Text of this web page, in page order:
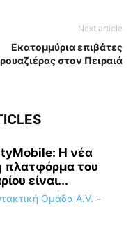
Next article
Εκατομμύρια επιβάτες
στον Πειραιά
Η νέα
πλατφόρμα του
είναι...
Ομάδα A.V. -